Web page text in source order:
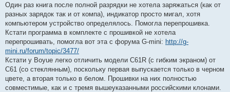
Один раз книга после полной разрядки не хотела заряжаться (как от
разных зарядок так и от компа), индикатор просто мигал, хотя
компьютером устройство определялось. Помогла перепрошивка.
Кстати программа в комплекте с прошивкой не хотела
перепрошивать, помогла вот эта с форума G-mini: http://g-
mini.ru/forum/topic/3477/
Кстати у Boyue легко отличить модели C61R (с гибким экраном) от
C61 (со стеклянным), поскольку первая выпускается только в черном
цвете, а вторая только в белом. Прошивки на них полностью
совместимые, как и с тремя вышеуказанными российскими клонами.